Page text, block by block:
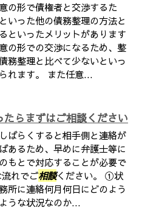
の形で債権者と交渉するた
いった他の債務整理の方法と
といったメリットがあります
の形での交渉になるため、整
務整理と比べて少ないといっ
れます。 また任意...
らまずはご相談ください
ばらくすると相手側と連絡が
あるため、早めに弁護士等に
もとで対応することが必要で
れでご相談ください。 ①状
所に連絡何月何日にどのよう
うな状況なのか...